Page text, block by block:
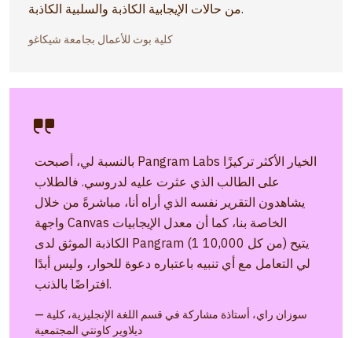
من حالات الإيجابية الكاذبة والسلبية الكاذبة.
كلية بوث للأعمال بجامعة شيكاغو
بالنسبة لي، أصبحت Pangram Labs الخيار الأكثر تركيزًا
على الطالب الذي عثرت عليه لدروسي. فالطلاب
يشاهدون التقرير نفسه الذي أراه أنا، مباشرةً من خلال
واجهة Canvas الخاصة بنا، كما أن معدل الإيجابيات
الكاذبة الموثق لدى Pangram (1 من كل 10,000) يتيح
لي التعامل مع أي تنبيه باعتباره دعوة للحوار، وليس أبدًا
افتراضًا بالذنب.
— سوزان راي، أستاذة مشاركة في قسم اللغة الإنجليزية، كلية
ديلاوير كاونتي المجتمعية